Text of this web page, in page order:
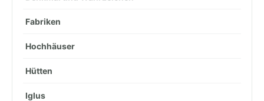
Fabriken
Hochhäuser
Hütten
Iglus